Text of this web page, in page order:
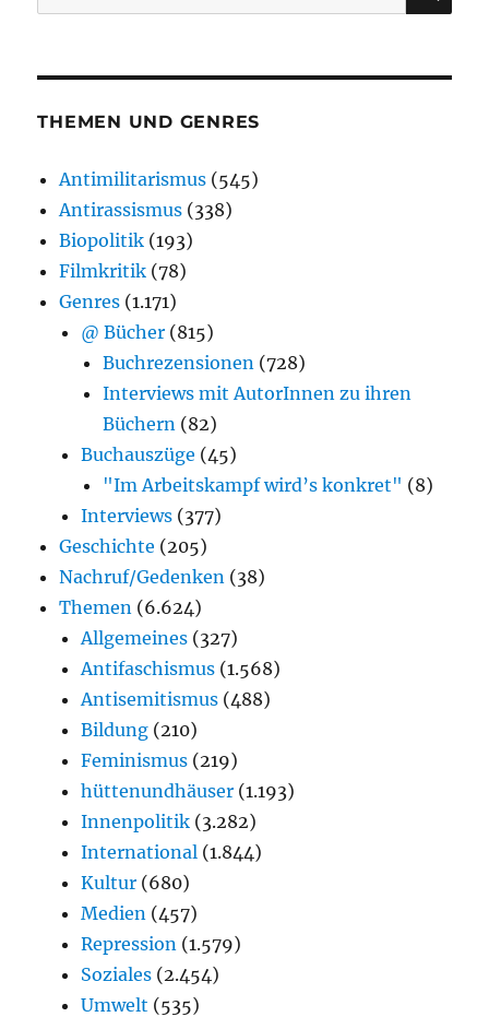
nach:
THEMEN UND GENRES
Antimilitarismus (545)
Antirassismus (338)
Biopolitik (193)
Filmkritik (78)
Genres (1.171)
@ Bücher (815)
Buchrezensionen (728)
Interviews mit AutorInnen zu ihren
Büchern (82)
Buchauszüge (45)
"Im Arbeitskampf wird’s konkret" (8)
Interviews (377)
Geschichte (205)
Nachruf/Gedenken (38)
Themen (6.624)
Allgemeines (327)
Antifaschismus (1.568)
Antisemitismus (488)
Bildung (210)
Feminismus (219)
hüttenundhäuser (1.193)
Innenpolitik (3.282)
International (1.844)
Kultur (680)
Medien (457)
Repression (1.579)
Soziales (2.454)
Umwelt (535)